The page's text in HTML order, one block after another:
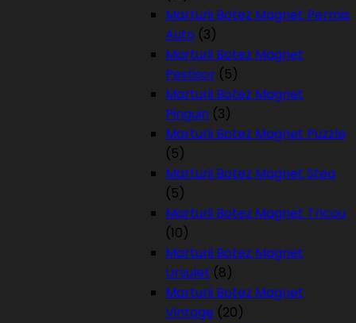
Marturii Botez Magnet Permis
Auto (3)
Marturii Botez Magnet
Pestisor (5)
Marturii Botez Magnet
Pinguin (3)
Marturii Botez Magnet Puzzle
(5)
Marturii Botez Magnet Stea
(5)
Marturii Botez Magnet Tricou
(10)
Marturii Botez Magnet
Ursulet (8)
Marturii Botez Magnet
Vintage (20)